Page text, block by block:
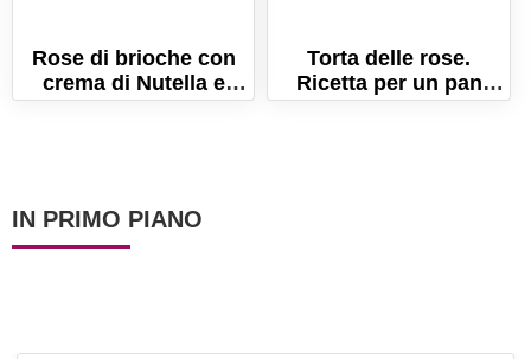
Rose di brioche con
crema di Nutella e
mascarpone
Torta delle rose.
Ricetta per un pan
brioche morbidissimo
IN PRIMO PIANO